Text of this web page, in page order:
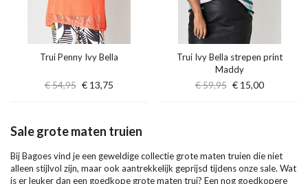
Trui Penny Ivy Bella
€ 54,95 € 13,75
Trui Ivy Bella strepen print
Maddy
€ 59,95 € 15,00
Sale grote maten truien
Bij Bagoes vind je een geweldige collectie grote maten truien die niet
alleen stijlvol zijn, maar ook aantrekkelijk geprijsd tijdens onze sale. Wat
is er leuker dan een goedkope grote maten trui? Een nog goedkopere